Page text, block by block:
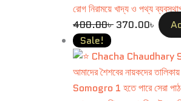
রোগ নিরাময়ে খাদ্য ও পথ্য
400.00৳ 370.00৳
Sale!